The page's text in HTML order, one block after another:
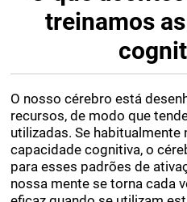
O que
treinamos
O nosso cérebro está
recursos, de modo que
utilizadas. Se habitualmente
capacidade cognitiva, o
para esses padrões de